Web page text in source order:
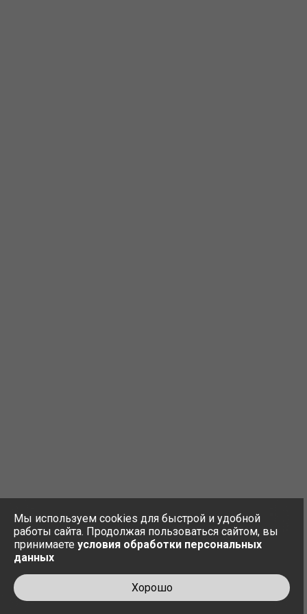
Мы используем cookies для быстрой и удобной
работы сайта. Продолжая пользоваться сайтом, вы
принимаете условия обработки персональных
данных
Хорошо